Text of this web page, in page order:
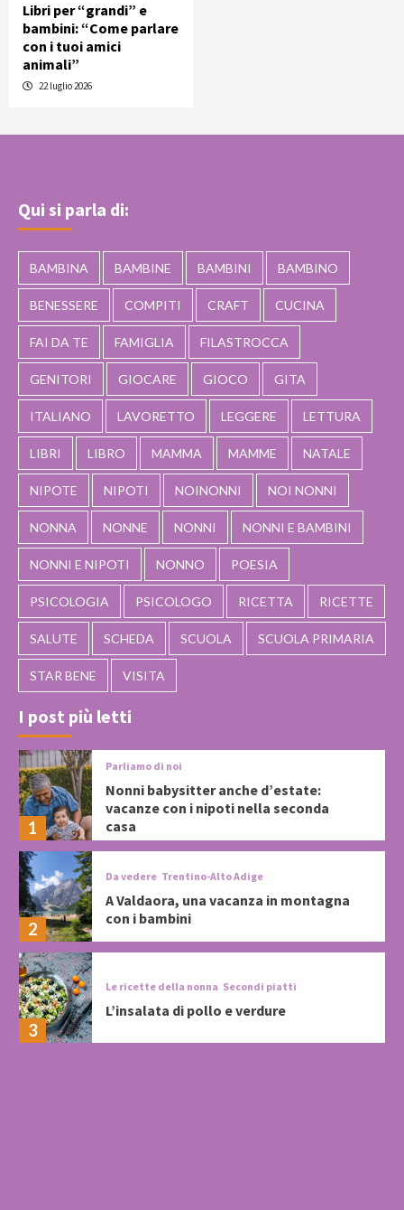
Libri per “grandi” e
bambini: “Come parlare
con i tuoi amici
animali”
22 luglio 2026
Qui si parla di:
BAMBINA BAMBINE BAMBINI BAMBINO
BENESSERE COMPITI CRAFT CUCINA
FAI DA TE FAMIGLIA FILASTROCCA
GENITORI GIOCARE GIOCO GITA
ITALIANO LAVORETTO LEGGERE LETTURA
LIBRI LIBRO MAMMA MAMME NATALE
NIPOTE NIPOTI NOINONNI NOI NONNI
NONNA NONNE NONNI NONNI E BAMBINI
NONNI E NIPOTI NONNO POESIA
PSICOLOGIA PSICOLOGO RICETTA RICETTE
SALUTE SCHEDA SCUOLA SCUOLA PRIMARIA
STAR BENE VISITA
I post più letti
1
Parliamo di noi
Nonni babysitter anche d’estate:
vacanze con i nipoti nella seconda
casa
2
Da vedere Trentino-Alto Adige
A Valdaora, una vacanza in montagna
con i bambini
3
Le ricette della nonna Secondi piatti
L’insalata di pollo e verdure